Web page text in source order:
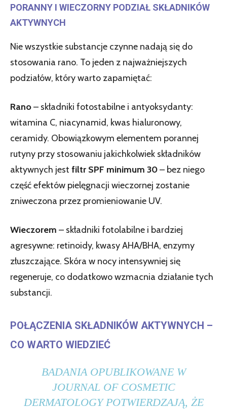
PORANNY I WIECZORNY PODZIAŁ SKŁADNIKÓW
AKTYWNYCH
Nie wszystkie substancje czynne nadają się do
stosowania rano. To jeden z najważniejszych
podziałów, który warto zapamiętać:
Rano– składniki fotostabilne i antyoksydanty:
witamina C, niacynamid, kwas hialuronowy,
ceramidy. Obowiązkowym elementem porannej
rutyny przy stosowaniu jakichkolwiek składników
aktywnych jest filtr SPF minimum 30– bez niego
część efektów pielęgnacji wieczornej zostanie
zniweczona przez promieniowanie UV.
Wieczorem – składniki fotolabilne i bardziej
agresywne: retinoidy, kwasy AHA/BHA, enzymy
złuszczające. Skóra w nocy intensywniej się
regeneruje, co dodatkowo wzmacnia działanie tych
substancji.
POŁĄCZENIA SKŁADNIKÓW AKTYWNYCH –
CO WARTO WIEDZIEĆ
BADANIA OPUBLIKOWANE W
JOURNAL OF COSMETIC
DERMATOLOGY POTWIERDZAJĄ, ŻE